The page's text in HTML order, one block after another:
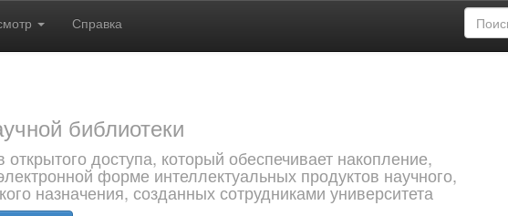
Справка
библиотеки
доступа, который обеспечивает накопление,
форме интеллектуальных продуктов научного,
назначения, созданных сотрудниками университета